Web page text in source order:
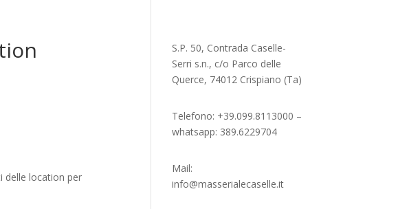
delle location per
S.P. 50, Contrada Caselle-
Serri s.n., c/o Parco delle
Querce, 74012 Crispiano (Ta)
Telefono: +39.099.8113000 –
whatsapp: 389.6229704
Mail:
info@masserialecaselle.it